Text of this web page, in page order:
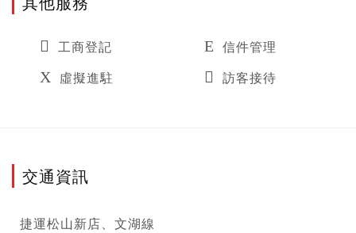
工商登記
信件管理
虛擬進駐
訪客接待
交通資訊
捷運松山新店、文湖線